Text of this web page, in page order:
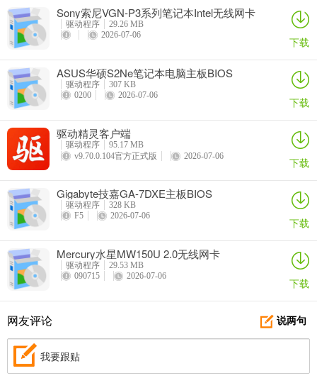
Sony索尼VGN-P3系列笔记本Intel无线网卡
驱动
驱动程序
29.26 MB
2026-07-06
下载
ASUS华硕S2Ne笔记本电脑主板BIOS
驱动程序
307 KB
0200
2026-07-06 下载
驱动精灵客户端
驱动程序
95.17 MB
v9.70.0.104官方正式版
2026-07-06 下载
Gigabyte技嘉GA-7DXE主板BIOS
驱动程序
328 KB
F5
2026-07-06 下载
Mercury水星MW150U 2.0无线网卡
驱动程序
29.53 MB
090715
2026-07-06 下载
说两句
网友评论
我要跟贴